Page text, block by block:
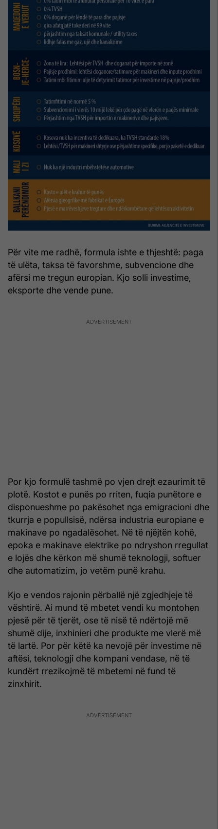
Për vite me radhë, formula ishte e thjeshtë: paga
të ulëta, taksa të favorshme, subvencione dhe
afërsi me tregun europian. Kjo solli investime,
eksporte dhe vende pune.
Por kjo formulë tashmë po vjen drejt ezaurimit të
plotë. Kostot e punës po rriten, fuqia punëtore e
disponueshme po pakësohet nga emigracioni dhe
tkurrja e popullsisë, ndërsa industria europiane e
makinave po ngadalësohet. Në të njëjtën kohë,
epoka e makinave elektrike po ndryshon rregullat
e lojës dhe kërkon më shumë teknologji, softuer
dhe automatizim, jo vetëm punë krahu.
Kjo e vendos rajonin përballë një zgjedhjeje të
vështirë. Ai mund të mbetet vendi ku montohen
pjesë për të tjerët, ose të nisë të ndërtojë më
shumë dije, inxhinieri dhe produkte me vlerë më
të lartë. Por për këtë ka nevojë për investime në
aftësi, teknologji dhe kompani vendase, në të
kundërt rrezikojmë të mbetemi në fund të
zinxhirit.